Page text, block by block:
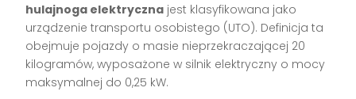
hulajnoga elektryczna jest klasyfikowana jako
urządzenie transportu osobistego (UTO). Definicja ta
obejmuje pojazdy o masie nieprzekraczającej 20
kilogramów, wyposażone w silnik elektryczny o mocy
maksymalnej do 0,25 kW.